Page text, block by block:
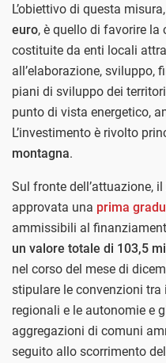
L’obiettivo di questa
euro, è quello di favorire
costituite da enti locali
all’elaborazione, sviluppo,
piani di sviluppo dei
punto di vista energetico,
L’investimento è rivolto
montagna.
Sul fronte dell’attuazione,
approvata una prima
ammissibili al
un valore totale di 103,5
nel corso del mese di
stipulare le convenzioni
regionali e le autonomie e
aggregazioni di comuni
seguito allo scorrimento